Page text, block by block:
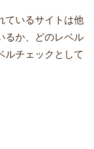
ているサイトは他
るか、どのレベル
ルチェックとして